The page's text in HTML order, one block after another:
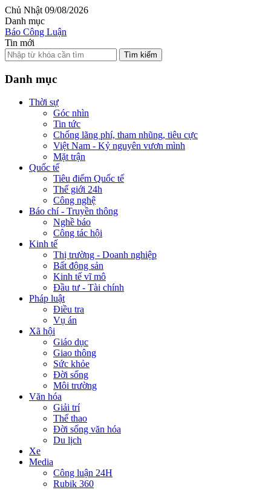
Chủ Nhật 09/08/2026
Danh mục
Báo Công Luận
Tin mới
Tìm kiếm
Danh mục
Thời sự
Góc nhìn
Tin tức
Chống lãng phí, tham nhũng, tiêu cực
Việt Nam - Kỷ nguyên vươn mình
Mặt trận
Quốc tế
Tiêu điểm Quốc tế
Thế giới 24h
Công nghệ
Báo chí - Truyền thông
Nghề báo
Công tác hội
Kinh tế
Thị trường - Doanh nghiệp
Bất động sản
Kinh tế vĩ mô
Đầu tư - Tài chính
Pháp luật
Điều tra
Vụ án
Xã hội
Giáo dục
Giao thông
Sức khỏe
Đời sống
Môi trường
Văn hóa
Giải trí
Thể thao
Đời sống văn hóa
Du lịch
Xe
Media
Công luận 24H
Rubik 360